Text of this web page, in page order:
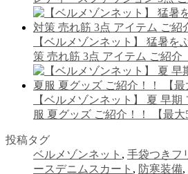
【ベルメゾンネット】 猛暑を
策 売れ筋 3点 アイテム ご紹介
【ベルメゾンネット】 夏 早
服 夏グッズ ご紹介！！ 【最大
投稿タグ
ベルメゾンネット , 手袋つきフ
ースデニムスカート , 防寒装備,